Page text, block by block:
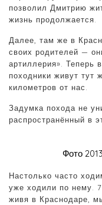
позволил Дмитрию
жизнь продолжается.
Далее, там же в
своих родителей —
артиллерия». Теперь
походники живут тут
километров от нас.
Задумка похода не
распространённый в
Фото
Настолько часто
уже ходили по нему.
живя в Краснодаре,